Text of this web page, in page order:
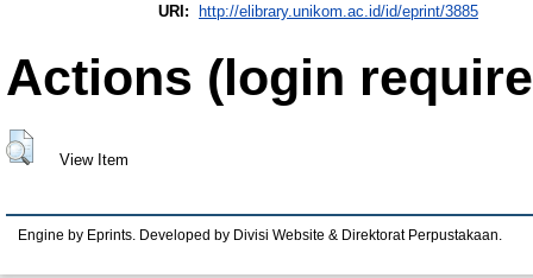
URI:
http://elibrary.unikom.ac.id/id/eprint/3885
Actions (login
View Item
Engine by Eprints. Developed by Divisi Website & Direktorat Perpustakaan.